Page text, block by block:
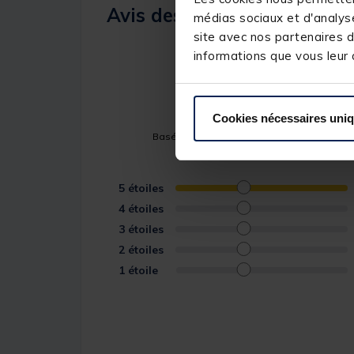
médias sociaux et
site avec nos partenaires
informations que vous
Cookies nécessaires
Avis des pêcheurs
5
/5
Basé sur1
5 étoiles
4 étoiles
3 étoiles
2 étoiles
1 étoile